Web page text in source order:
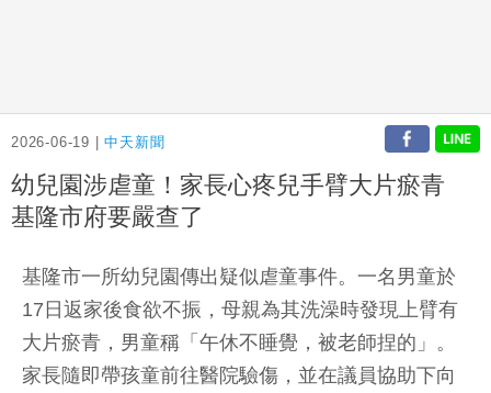
2026-06-19 |中天新聞
幼兒園涉虐童！家長心疼兒手臂大片瘀青
基隆市府要嚴查了
基隆市一所幼兒園傳出疑似虐童事件。一名男童於
17日返家後食欲不振，母親為其洗澡時發現上臂有
大片瘀青，男童稱「午休不睡覺，被老師捏的」。
家長隨即帶孩童前往醫院驗傷，並在議員協助下向